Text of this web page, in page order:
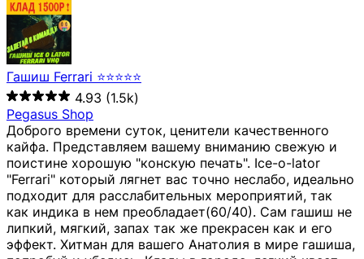
Гашиш Ferrari ⭐⭐⭐⭐⭐
4.93 (1.5k)
Pegasus Shop
Доброго времени суток, ценители качественного
кайфа. Представляем вашему вниманию свежую и
поистине хорошую "конскую печать". Ice-o-lator
"Ferrari" который лягнет вас точно неслабо, идеально
подходит для расслабительных мероприятий, так
как индика в нем преобладает(60/40). Сам гашиш не
липкий, мягкий, запах так же прекрасен как и его
эффект. Хитман для вашего Анатолия в мире гашиша,